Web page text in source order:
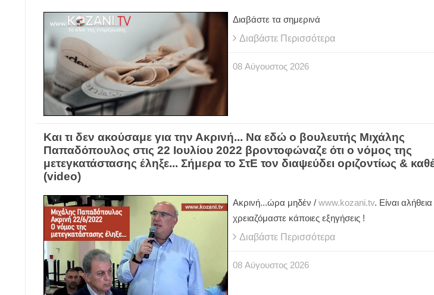
Διαβάστε τα σημερινά
Διαβάστε Περισσότερα
08 Αύγουστος 2026
Και τι δεν ακούσαμε για την Ακρινή... Να εδώ ο βουλευτής Μιχάλης
Παπαδόπουλος στις 22 Ιουλίου 2022 βροντοφώναζε ότι ο νόμος της
μετεγκατάστασης έληξε... Σήμερα το ΣτΕ τον διαψεύδει οριζοντίως &
(video)
Ακρινή...ώρα μηδέν / www.kozani.tv. Είναι αλήθεια
χρειαζόμαστε κάποιες εξηγήσεις !
Διαβάστε Περισσότερα
08 Αύγουστος 2026